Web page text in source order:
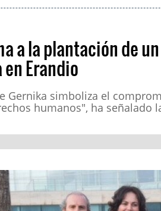
a la plantación de
Erandio
Gernika simboliza el
humanos", ha señalado